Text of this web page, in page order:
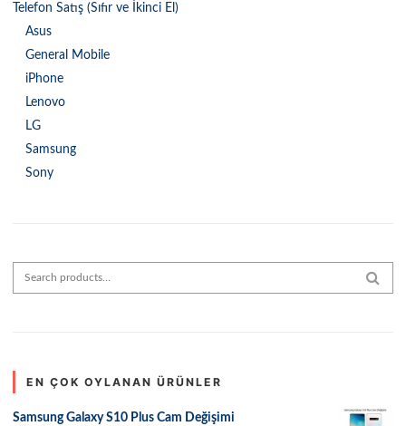
Telefon Satış (Sıfır ve İkinci El)
Asus
General Mobile
iPhone
Lenovo
LG
Samsung
Sony
Search for:
EN ÇOK OYLANAN ÜRÜNLER
Samsung Galaxy S10 Plus Cam Değişimi